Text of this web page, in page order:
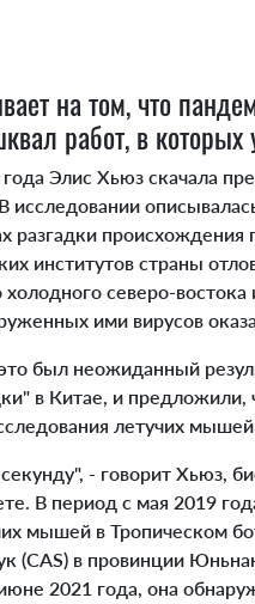
на том, что
работ, в которых
Элис Хьюз скачала
исследовании
разгадки происхождения
институтов страны
северо-
ими вирусов
был неожиданный
в Китае, и
летучих
- говорит Хьюз,
В период с мая 2019
мышей в Тропическом
(CAS) в провинции
2021 года, она